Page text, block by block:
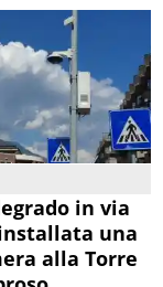
in via
una
alla Torre